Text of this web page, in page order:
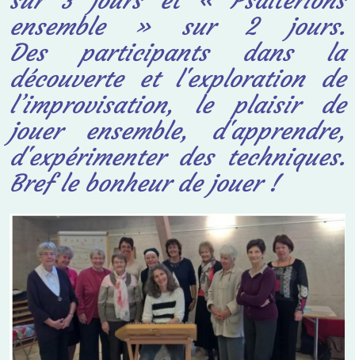
ensemble » sur 2 jours.
Des participants dans la
découverte et l'exploration de
l’improvisation, le plaisir de
jouer ensemble, d'apprendre,
d'expérimenter des techniques.
Bref le bonheur de jouer !